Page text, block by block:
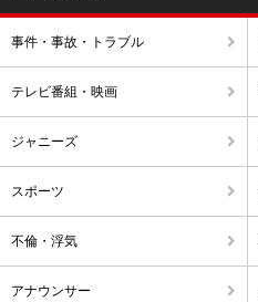
事件・事故・トラブル
テレビ番組・映画
ジャニーズ
スポーツ
不倫・浮気
アナウンサー